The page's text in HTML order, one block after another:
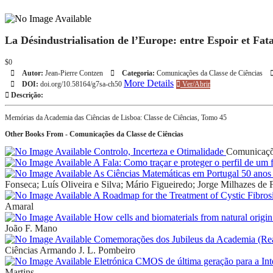
La Désindustrialisation de l’Europe: entre Espoir et
$0
Autor: Jean-Pierre Contzen Categoria: Comunicações da Classe de Ciências
DOI: doi.org/10.58164/g7sa-ch50 More Details
Ver/Abrir
Descrição:
Memórias da Academia das Ciências de Lisboa: Classe de Ciências, Tomo 45
Other Books From - Comunicações da Classe de Ciências
Controlo, Incerteza e Otimalidade
A Fala: Como traçar e proteger o perfil de um
As Ciências Matemáticas em Portugal 50
Fonseca; Luís Oliveira e Silva; Mário Figueiredo; Jorge Milhazes de
A Roadmap for the Treatment of Cystic
Amaral
How cells and biomaterials from natural
João F. Mano
Comemorações dos Jubileus da Academia
Ciências Armando J. L. Pombeiro
Eletrónica CMOS de última geração para a